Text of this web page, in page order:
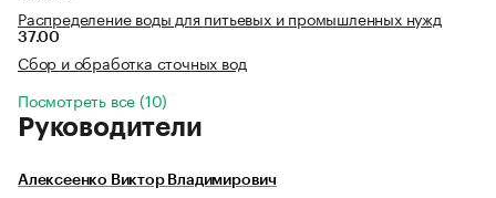
Распределение воды для питьевых и промышленных нужд
37.00
Сбор и обработка сточных вод
Посмотреть все (10)
Руководители
Алексеенко Виктор Владимирович